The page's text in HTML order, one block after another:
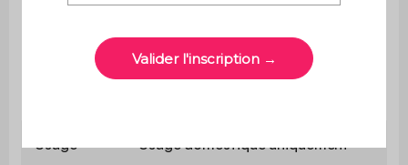
Montage
transport, il vous suffira de les
remonter à l'aide des outils
fournis, afin d'en profiter au plus
Usage Usage domestique uniquement